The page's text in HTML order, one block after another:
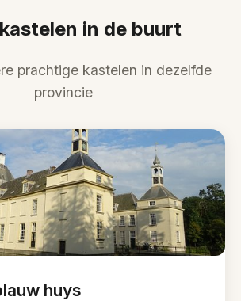
in de buurt
prachtige kastelen in dezelfde
provincie
huys